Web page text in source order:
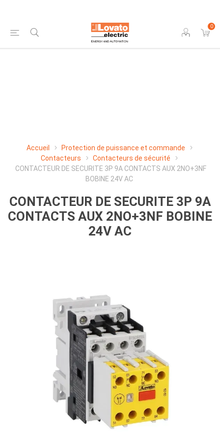
0
Accueil
Protection de puissance et commande
Contacteurs
Contacteurs de sécurité
CONTACTEUR DE SECURITE 3P 9A CONTACTS AUX 2NO+3NF
BOBINE 24V AC
CONTACTEUR DE SECURITE 3P 9A
CONTACTS AUX 2NO+3NF BOBINE
24V AC